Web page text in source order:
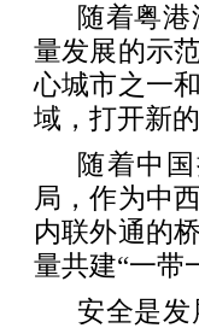
随着粤
量发展的示
心城市之一
域，打开新
随着中
局，作为中
内联外通的
量共建“一带
安全是